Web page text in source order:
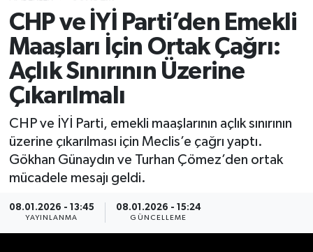
CHP ve İYİ Parti’den Emekli
Maaşları İçin Ortak Çağrı:
Açlık Sınırının Üzerine
Çıkarılmalı
CHP ve İYİ Parti, emekli maaşlarının açlık sınırının
üzerine çıkarılması için Meclis’e çağrı yaptı.
Gökhan Günaydın ve Turhan Çömez’den ortak
mücadele mesajı geldi.
08.01.2026 - 13:45
YAYINLANMA
08.01.2026 - 15:24
GÜNCELLEME
Magazin
Siyaset
Spor
Yaşam
Son Dakika Haberleri
Haber Arşivi